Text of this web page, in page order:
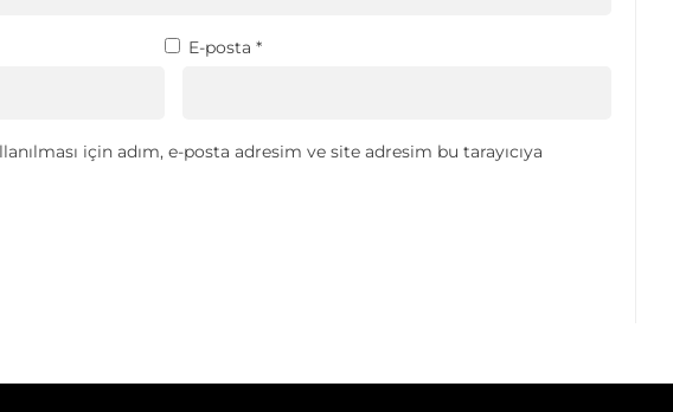
E-posta *
için adım, e-posta adresim ve site adresim bu tarayıcıya